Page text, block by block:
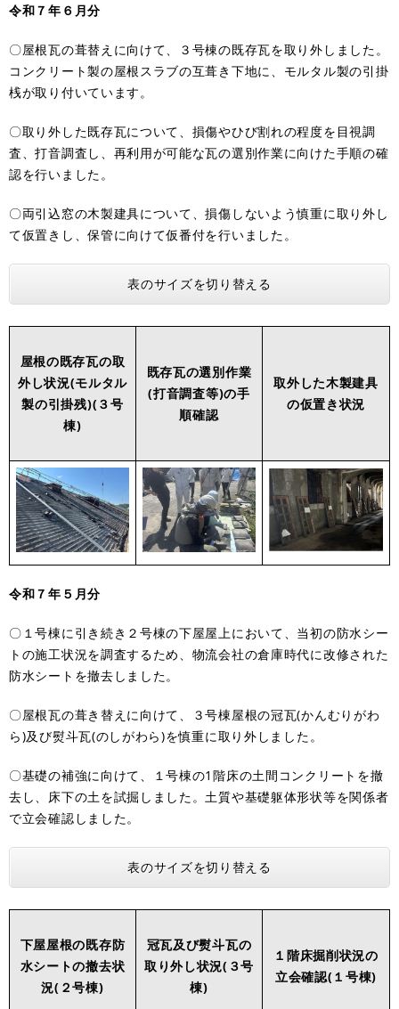
令和７年６月分
〇屋根瓦の葺替えに向けて、３号棟の既存瓦を取り外しました。
コンクリート製の屋根スラブの互葺き下地に、モルタル製の引掛
桟が取り付いています。
〇取り外した既存瓦について、損傷やひび割れの程度を目視調
査、打音調査し、再利用が可能な瓦の選別作業に向けた手順の確
認を行いました。
〇両引込窓の木製建具について、損傷しないよう慎重に取り外し
て仮置きし、保管に向けて仮番付を行いました。
表のサイズを切り替える
屋根の既存瓦の取
外し状況(モルタル
製の引掛残)(３号
棟)
既存瓦の選別作業
(打音調査等)の手
順確認
取外した木製建具
の仮置き状況
令和７年５月分
〇１号棟に引き続き２号棟の下屋屋上において、当初の防水シー
トの施工状況を調査するため、物流会社の倉庫時代に改修された
防水シートを撤去しました。
〇屋根瓦の葺き替えに向けて、３号棟屋根の冠瓦(かんむりがわ
ら)及び熨斗瓦(のしがわら)を慎重に取り外しました。
〇基礎の補強に向けて、１号棟の1階床の土間コンクリートを撤
去し、床下の土を試掘しました。土質や基礎躯体形状等を関係者
で立会確認しました。
表のサイズを切り替える
下屋屋根の既存防
水シートの撤去状
況(２号棟)
冠瓦及び熨斗瓦の
取り外し状況(３号
棟)
１階床掘削状況の
立会確認(１号棟)